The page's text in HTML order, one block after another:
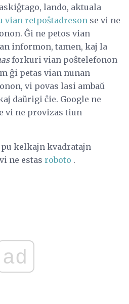
lando, aktuala
vian retpoŝtadreson se vi ne
Ĝi ne petos vian
informon, tamen, kaj la
forkuri vian poŝtelefonon
ĝi petas vian nunan
vi povas lasi ambaŭ
daŭrigi ĉie. Google ne
vi ne provizas tiun
kelkajn kvadratajn
ne estas roboto .
ad